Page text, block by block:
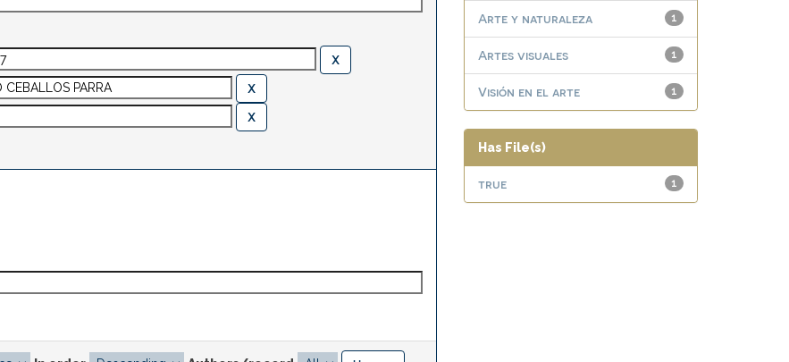
1
Arte y naturaleza
1
Artes visuales
1
Visión en el arte
Has File(s)
1
true